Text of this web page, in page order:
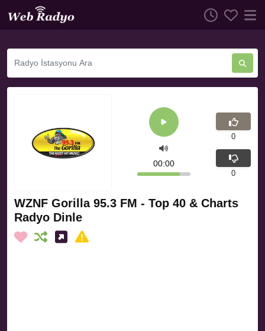
WZNF Gorilla 95.3 FM - Top 40 & Charts
Radyo Dinle
00:00
0
0